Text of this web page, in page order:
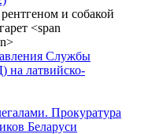
Службы
на латвийско-
Прокуратура
Беларуси